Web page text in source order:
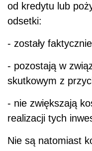
od kredytu lub
odsetki:
- zostały
- pozostają w
skutkowym z
- nie zwiększają
realizacji tych
Nie są natomiast